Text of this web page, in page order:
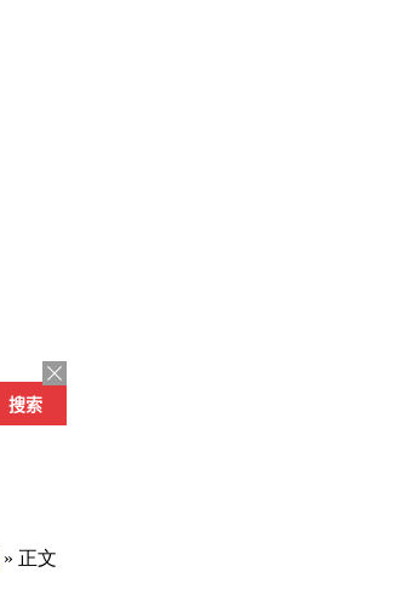
» 正文